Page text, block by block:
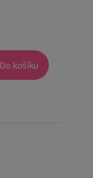
Do košíku